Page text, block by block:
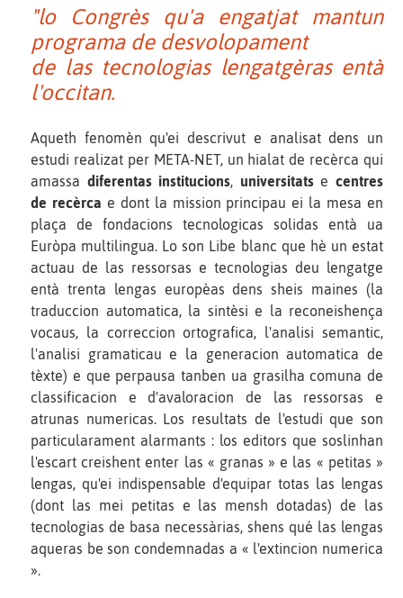
"lo Congrès qu'a engatjat mantun
programa de desvolopament
de las tecnologias lengatgèras entà
l'occitan.
Aqueth fenomèn qu'ei descrivut e analisat dens un
estudi realizat per META-NET, un hialat de recèrca qui
amassa diferentas institucions, universitatsecentres
de recèrca e dont la mission principau ei la mesa en
plaça de fondacions tecnologicas solidas entà ua
Euròpa multilingua. Lo son Libe blanc que hè un estat
actuau de las ressorsas e tecnologias deu lengatge
entà trenta lengas europèas dens sheis maines (la
traduccion automatica, la sintèsi e la reconeishença
vocaus, la correccion ortografica, l'analisi semantic,
l'analisi gramaticau e la generacion automatica de
tèxte) e que perpausa tanben ua grasilha comuna de
classificacion e d'avaloracion de las ressorsas e
atrunas numericas. Los resultats de l'estudi que son
particularament alarmants : los editors que soslinhan
l'escart creishent enter las « granas » e las « petitas »
lengas, qu'ei indispensable d'equipar totas las lengas
(dont las mei petitas e las mensh dotadas) de las
tecnologias de basa necessàrias, shens qué las lengas
aqueras be son condemnadas a « l'extincion numerica
».